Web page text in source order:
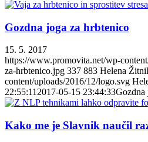
Gozdna joga za hrbtenico
15. 5. 2017
https://www.promovita.net/wp-
za-hrbtenico.jpg 337 883 Helena
content/uploads/2016/12/logo.svg
22:55:112017-05-15 23:44:33Gozdna
Kako me je Slavnik naučil